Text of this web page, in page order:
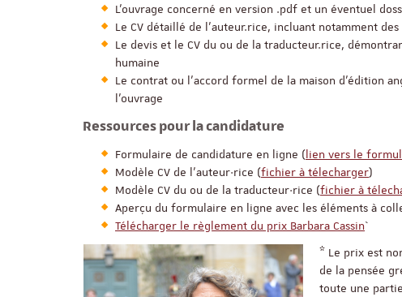
L’ouvrage concerné en version .pdf et un éventuel
Le CV détaillé de l’auteur.rice, incluant notamment
Le devis et le CV du ou de la traducteur.rice,
humaine
Le contrat ou l’accord formel de la maison d’édition
l’ouvrage
Ressources pour la candidature
Formulaire de candidature en ligne (lien vers le
Modèle CV de l’auteur·rice (fichier à télecharger)
Modèle CV du ou de la traducteur·rice (fichier à
Aperçu du formulaire en ligne avec les éléments à
Télécharger le règlement du prix Barbara Cassin`
* Le prix est
de la pensée
toute une